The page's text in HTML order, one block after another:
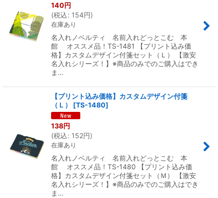
140円
(税込: 154円)
在庫あり
名入れノベルティ 名前入れどっとこむ 本
館 オススメ品！TS-1481 【プリント込み価
格】カスタムデザイン付箋セット（Ｌ） 【激安
名入れシリーズ！】※商品のみでのご購入はでき
ま…
【プリント込み価格】カスタムデザイン付箋
（Ｌ）
[TS-1480]
138円
(税込: 152円)
在庫あり
名入れノベルティ 名前入れどっとこむ 本
館 オススメ品！TS-1480 【プリント込み価
格】カスタムデザイン付箋セット（Ｍ） 【激安
名入れシリーズ！】※商品のみでのご購入はでき
ま…